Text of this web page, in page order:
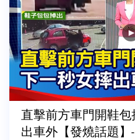
直擊前方車門開鞋
出車外【發燒話題